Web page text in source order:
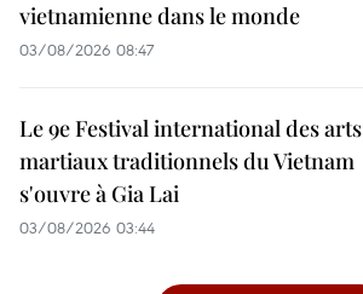
vietnamienne dans le monde
03/08/2026 08:47
Le 9e Festival international des arts
martiaux traditionnels du Vietnam
s'ouvre à Gia Lai
03/08/2026 03:44